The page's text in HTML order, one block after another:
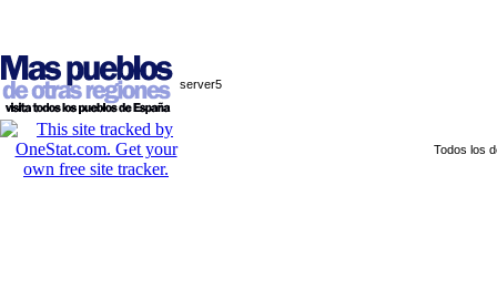
server5
Todos los